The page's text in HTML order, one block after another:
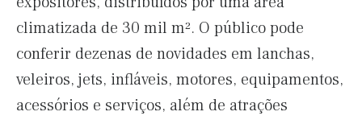
climatizada de 30 mil m². O público pode
conferir dezenas de novidades em lanchas,
veleiros, jets, infláveis, motores, equipamentos,
acessórios e serviços, além de atrações